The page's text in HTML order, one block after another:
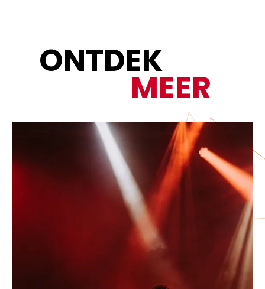
ONTDEK
MEER